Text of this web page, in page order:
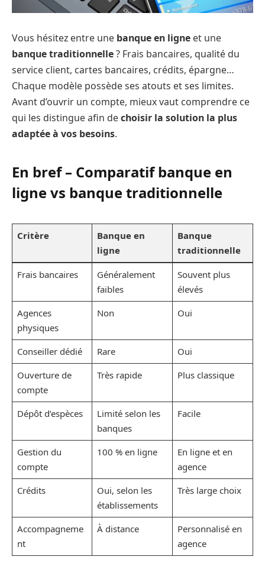
Vous hésitez entre une banque en ligne et une
banque traditionnelle? Frais bancaires, qualité du
service client, cartes bancaires, crédits, épargne…
Chaque modèle possède ses atouts et ses limites.
Avant d’ouvrir un compte, mieux vaut comprendre ce
qui les distingue afin dechoisir la solution la plus
adaptée à vos besoins.
En bref – Comparatif banque en
ligne vs banque traditionnelle
Critère
Banque en
ligne
Banque
traditionnelle
Frais bancaires
Généralement
faibles
Souvent plus
élevés
Agences
physiques
Non Oui
Conseiller dédié Rare
Oui
Ouverture de
compte
Très rapide Plus classique
Dépôt d’espèces
Limité selon les
banques
Facile
Gestion du
compte
100 % en ligne
En ligne et en
agence
Crédits
Oui, selon les
établissements
Très large choix
Accompagneme
nt
À distance
Personnalisé en
agence